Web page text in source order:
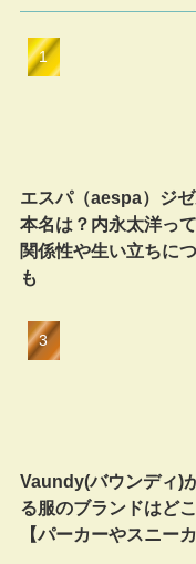
エスパ（aespa）ジ
本名は？内永太洋っ
関係性や生い立ちに
も
Vaundy(バウンディ)
る服のブランドはど
【パーカーやスニーカ